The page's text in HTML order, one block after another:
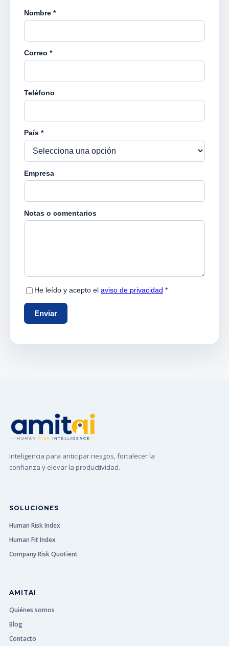
Inteligencia para anticipar riesgos, fortalecer la
confianza y elevar la productividad.
SOLUCIONES
Human Risk Index
Human Fit Index
Company Risk Quotient
AMITAI
Quiénes somos
Blog
Contacto